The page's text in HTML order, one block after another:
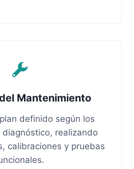
Mantenimiento
definido según los
realizando
calibraciones y pruebas